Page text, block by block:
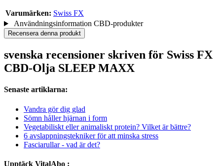
Varumärken: Swiss FX
Användningsinformation CBD-produkter
Recensera denna produkt
svenska recensioner skriven för Swiss FX
CBD-Olja SLEEP MAXX
Senaste artiklarna:
Vandra gör dig glad
Sömn håller hjärnan i form
Vegetabiliskt eller animaliskt protein? Vilket är bättre?
6 avslappningstekniker för att minska stress
Fasciarullar - vad är det?
Upptäck VitalAbo :